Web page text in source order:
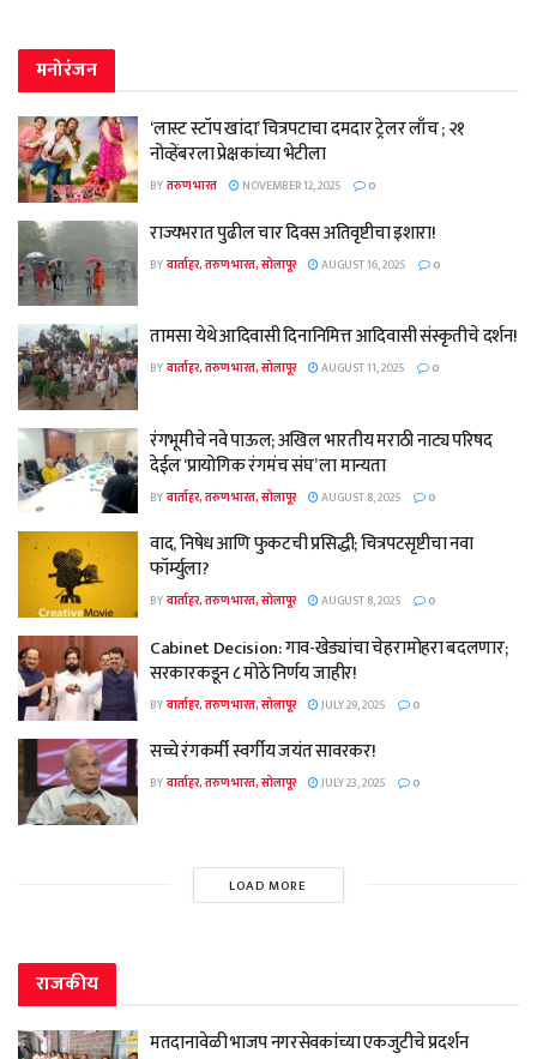
मनोरंजन
‘लास्ट स्टॉप खांदा’ चित्रपटाचा दमदार ट्रेलर लाँच ; २१
नोव्हेंबरला प्रेक्षकांच्या भेटीला
BYतरुण भारत NOVEMBER 12, 2025 0
राज्यभरात पुढील चार दिवस अतिवृष्टीचा इशारा!
BYवार्ताहर, तरुण भारत, सोलापूर AUGUST 16, 2025 0
तामसा येथे आदिवासी दिनानिमित्त आदिवासी संस्कृतीचे दर्शन!
BYवार्ताहर, तरुण भारत, सोलापूर AUGUST 11, 2025 0
रंगभूमीचे नवे पाऊल; अखिल भारतीय मराठी नाट्य परिषद
देईल ‘प्रायोगिक रंगमंच संघ’ ला मान्यता
BYवार्ताहर, तरुण भारत, सोलापूर AUGUST 8, 2025 0
वाद, निषेध आणि फुकटची प्रसिद्धी; चित्रपटसृष्टीचा नवा
फॉर्म्युला?
BYवार्ताहर, तरुण भारत, सोलापूर AUGUST 8, 2025 0
Cabinet Decision: गाव-खेड्यांचा चेहरामोहरा बदलणार;
सरकारकडून ८ मोठे निर्णय जाहीर!
BYवार्ताहर, तरुण भारत, सोलापूर JULY 29, 2025 0
सच्चे रंगकर्मी स्वर्गीय जयंत सावरकर!
BYवार्ताहर, तरुण भारत, सोलापूर JULY 23, 2025 0
LOAD MORE
राजकीय
मतदानावेळी भाजप नगरसेवकांच्या एकजुटीचे प्रदर्शन